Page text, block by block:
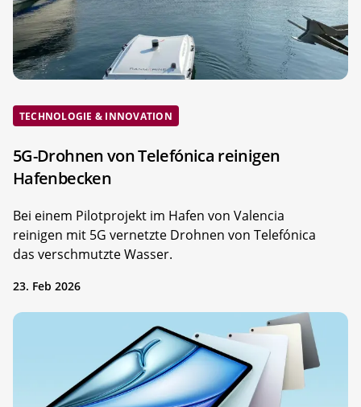
TECHNOLOGIE & INNOVATION
5G-Drohnen von Telefónica reinigen
Hafenbecken
Bei einem Pilotprojekt im Hafen von Valencia
reinigen mit 5G vernetzte Drohnen von Telefónica
das verschmutzte Wasser.
23. Feb 2026